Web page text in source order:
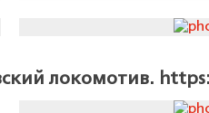
локомотив.